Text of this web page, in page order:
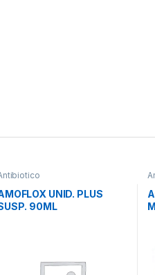
UNID. PLUS
90ML